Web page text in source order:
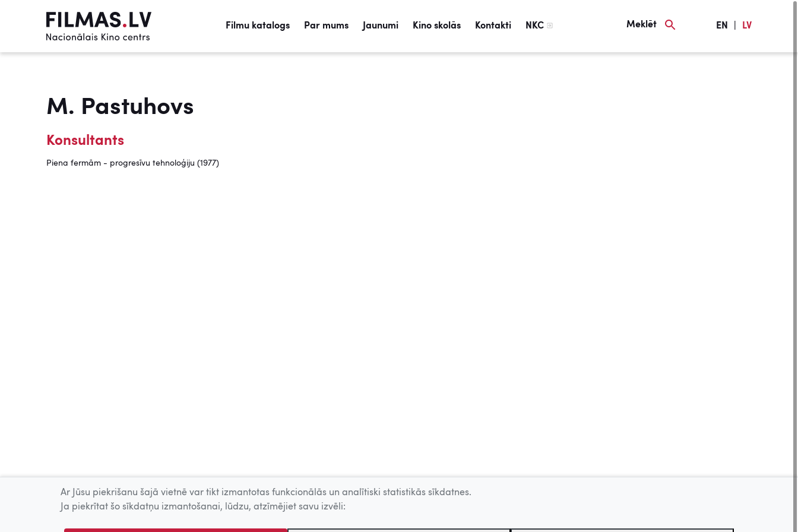
Filmu katalogs Par mums Jaunumi Kino skolās Kontakti NKC Meklēt EN LV
M. Pastuhovs
Konsultants
Piena fermām - progresīvu tehnoloģiju (1977)
Ar Jūsu piekrišanu šajā vietnē var tikt izmantotas funkcionālās un analītiski statistikās sīkdatnes.
Ja piekrītat šo sīkdatņu izmantošanai, lūdzu, atzīmējiet savu izvēli: